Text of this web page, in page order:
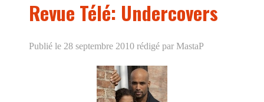
Revue Télé: Undercovers
Publié le 28 septembre 2010 rédigé par MastaP